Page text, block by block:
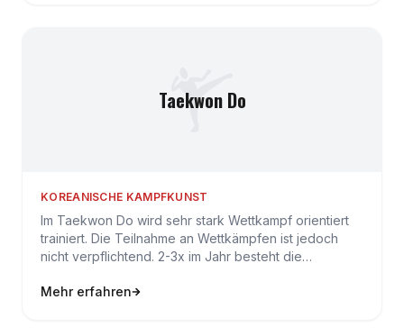
Taekwon Do
KOREANISCHE KAMPFKUNST
Im Taekwon Do wird sehr stark Wettkampf orientiert
trainiert. Die Teilnahme an Wettkämpfen ist jedoch
nicht verpflichtend. 2-3x im Jahr besteht die
Mehr erfahren